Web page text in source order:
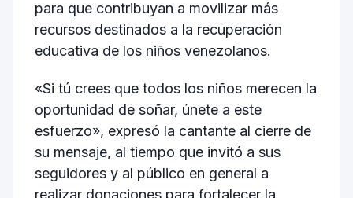
para que contribuyan a movilizar más
recursos destinados a la recuperación
educativa de los niños venezolanos.
«Si tú crees que todos los niños merecen la
oportunidad de soñar, únete a este
esfuerzo», expresó la cantante al cierre de
su mensaje, al tiempo que invitó a sus
seguidores y al público en general a
realizar donaciones para fortalecer la